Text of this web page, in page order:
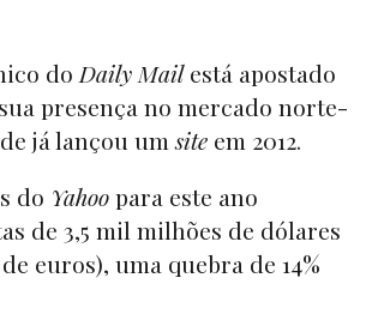
do Daily Mailestá apostado
presença no mercado norte-
já lançou umsite em 2012.
do Yahoopara este ano
de 3,5 mil milhões de dólares
euros), uma quebra de 14%